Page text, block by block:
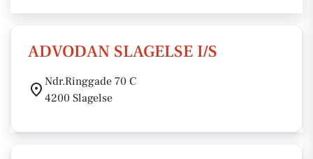
ADVODAN SLAGELSE I/S
Ndr.Ringgade 70 C
4200 Slagelse